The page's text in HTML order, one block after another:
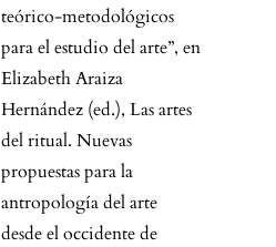
teórico-metodológicos
para el estudio del arte”, en
Elizabeth Araiza
Hernández (ed.), Las artes
del ritual. Nuevas
propuestas para la
antropología del arte
desde el occidente de